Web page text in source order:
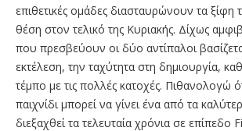
επιθετικές ομάδες διασταυρώνουν τα ξίφη
θέση στον τελικό της Κυριακής. Δίχως
που πρεσβεύουν οι δύο αντίπαλοι
εκτέλεση, την ταχύτητα στη δημιουργία,
τέμπο με τις πολλές κατοχές. Πιθανολογώ
παιχνίδι μπορεί να γίνει ένα από τα
διεξαχθεί τα τελευταία χρόνια σε επίπεδο